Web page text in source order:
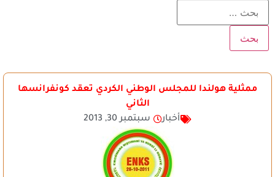
ممثلية هولندا للمجلس الوطني الكردي تعقد كونفرانسها
الثاني
أخبار
سبتمبر 30, 2013